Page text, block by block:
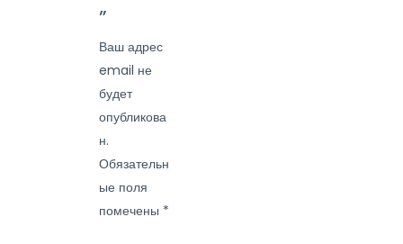
”
Ваш адрес
email не
будет
опубликова
н.
Обязательн
ые поля
помечены *